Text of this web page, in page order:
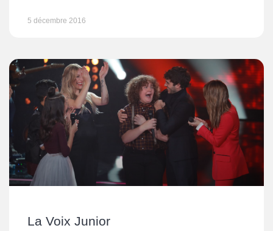
5 décembre 2016
La Voix Junior